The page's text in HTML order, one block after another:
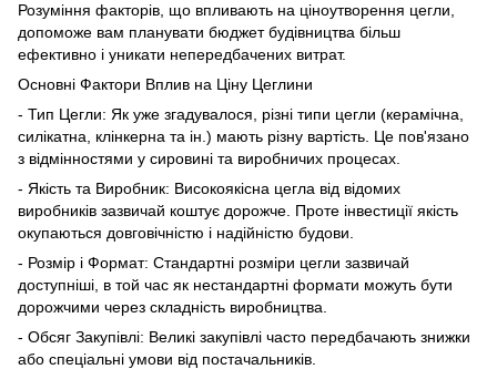
Розуміння факторів, що впливають на ціноутворення цегли,
допоможе вам планувати бюджет будівництва більш
ефективно і уникати непередбачених витрат.
Основні Фактори Вплив на Ціну Цеглини
- Тип Цегли: Як уже згадувалося, різні типи цегли (керамічна,
силікатна, клінкерна та ін.) мають різну вартість. Це пов'язано
з відмінностями у сировині та виробничих процесах.
- Якість та Виробник: Високоякісна цегла від відомих
виробників зазвичай коштує дорожче. Проте інвестиції якість
окупаються довговічністю і надійністю будови.
- Розмір і Формат: Стандартні розміри цегли зазвичай
доступніші, в той час як нестандартні формати можуть бути
дорожчими через складність виробництва.
- Обсяг Закупівлі: Великі закупівлі часто передбачають знижки
або спеціальні умови від постачальників.